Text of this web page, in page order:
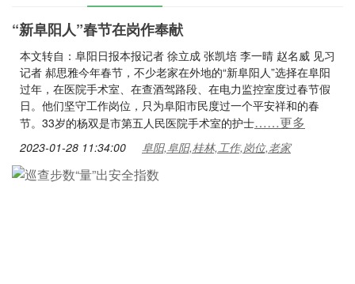
“新阜阳人”春节在岗作奉献
本文转自：阜阳日报本报记者 徐立成 张凯培 李一晴 赵名威 见习
记者 郝思雅今年春节，不少老家在外地的“新阜阳人”选择在阜阳
过年，在医院手术室、在查酒驾路段、在电力监控室度过春节假
日。他们坚守工作岗位，只为阜阳市民度过一个平安祥和的春
节。33岁的杨双是市第五人民医院手术室的护士……更多
2023-01-28 11:34:00 阜阳,阜阳,桂林,工作,岗位,老家